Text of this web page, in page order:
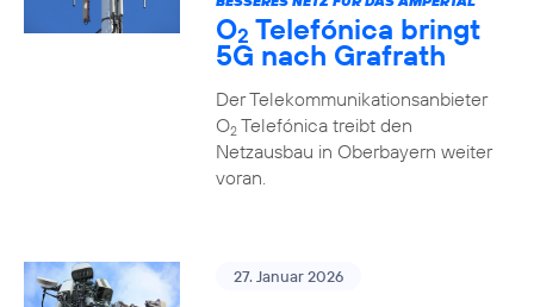
O2 Telefónica bringt
5G nach Grafrath
Der Telekommunikationsanbieter
O2Telefónica treibt den
Netzausbau in Oberbayern weiter
voran.
27. Januar 2026